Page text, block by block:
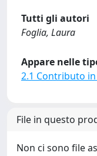
Tutti gli autori
Foglia, Laura
Appare nelle
2.1 Contributo
File in questo
Non ci sono file